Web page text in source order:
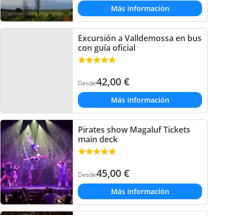
Más información
Excursión a Valldemossa en bus
con guía oficial
Desde42,00€
Más información
Pirates show Magaluf Tickets
main deck
Desde45,00€
Más información